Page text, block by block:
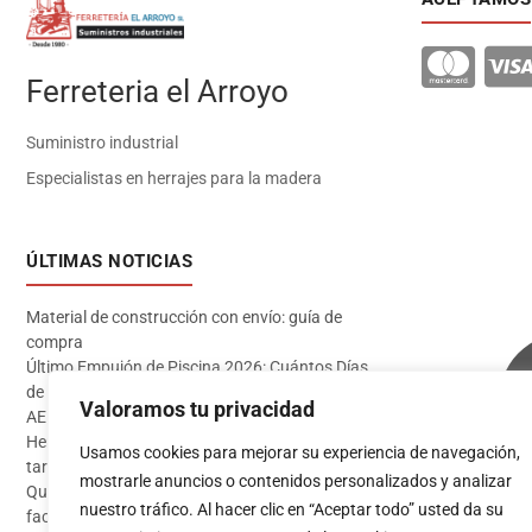
Valoramos tu privacidad
Usamos cookies para mejorar su experiencia de navegación,
mostrarle anuncios o contenidos personalizados y analizar
nuestro tráfico. Al hacer clic en “Aceptar todo” usted da su
Ferreteria el Arroyo
Suministro industrial
Especialistas en herrajes para la madera
ÚLTIMAS NOTICIAS
Material de construcción con envío: guía de
compra
Último Empujón de Piscina 2026: Cuántos Días
de Baño te Quedan en Madrid Sur (Datos
AEMET)
Herramientas imprescindibles para instalar
tarima flotante
Qué pintura usar en exterior: guía completa para
fachadas 2026
Acceder